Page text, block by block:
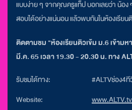
แบบง่าย ๆ จากคุณครูแท็ป บอกเลยว่า น้อง
สอบได้อย่างแน่นอน แล้วพบกันในห้องเรียน
ติดตามชม "ห้องเรียนติวเข้ม ม.6 เข้าม
มี.ค. 65 เวลา 19.30 - 20.30 น. ทาง
รับชมได้ทาง:
#ALTVช่อง4
Website: